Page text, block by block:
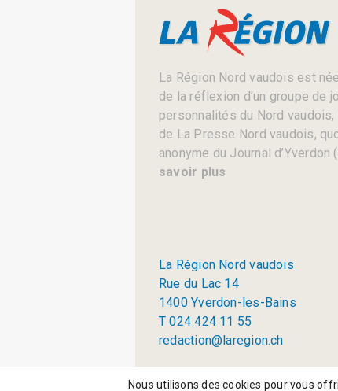
La Région Nord vaudois est
de la réflexion d’un groupe de
personnalités du Nord
de La Presse Nord vaudois,
anonyme du Journal d’Yverdon
savoir plus
La Région Nord vaudois
Rue du Lac 14
1400 Yverdon-les-Bains
T 024 424 11 55
redaction@laregion.ch
Nous utilisons des cookies pour vous